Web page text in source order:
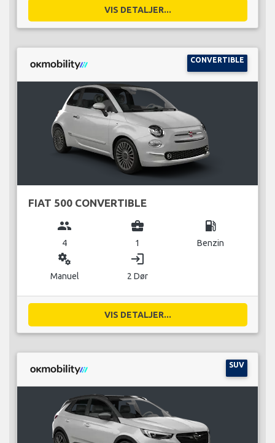
VIS DETALJER...
CONVERTIBLE
FIAT 500 CONVERTIBLE
group
4
business_center
1
local_gas_station
Benzin
miscellaneous_services
Manuel
login
2 Dør
VIS DETALJER...
SUV